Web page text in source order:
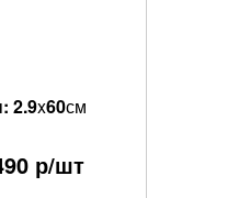
2.9x60см
р/шт